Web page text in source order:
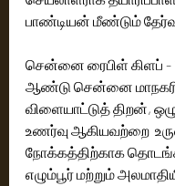
பாண்டியன் மீண்டும்
சென்னை ரைபிள் கிளப் -
ஆண்டு சென்னை
விளையாட்டுத் திறன்,
உணர்வு ஆகியவற்றை
நோக்கத்திற்காக
எழும்பூர் மற்றும்